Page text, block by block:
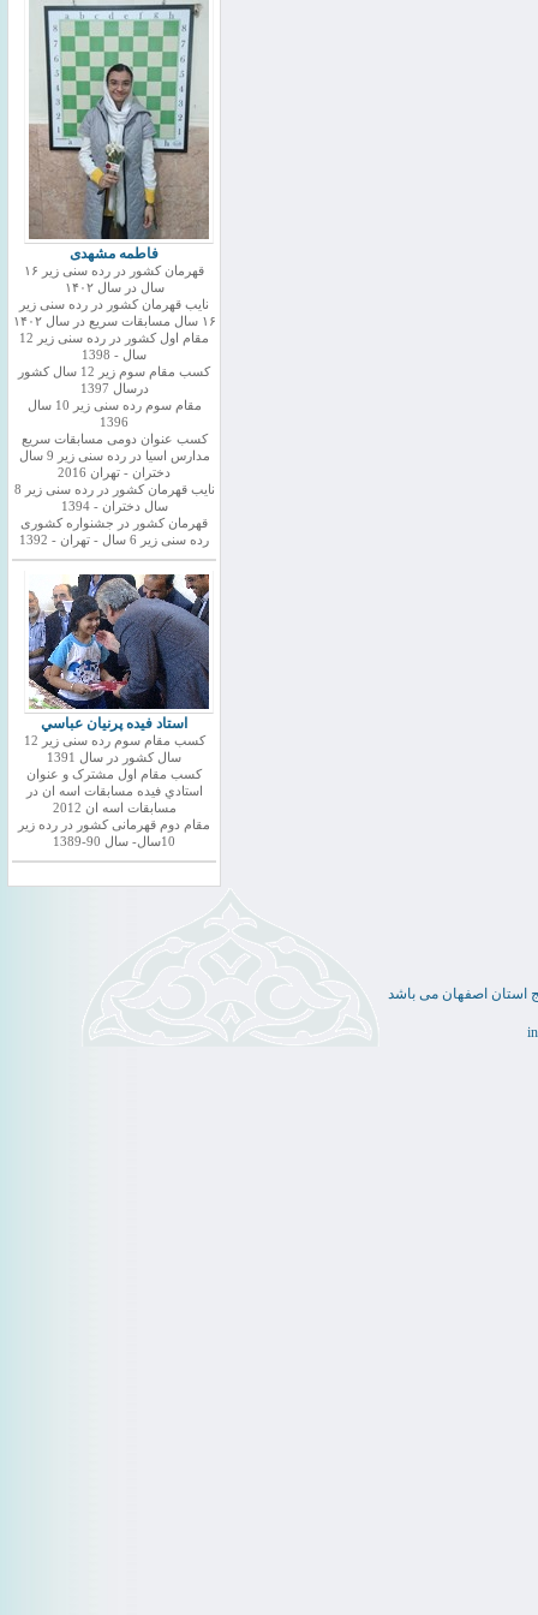
فاطمه مشهدی
قهرمان کشور در رده سنی زیر ۱۶
سال در سال ۱۴۰۲
نایب قهرمان کشور در رده سنی زیر
۱۶ سال مسابقات سریع در سال ۱۴۰۲
مقام اول کشور در رده سنی زیر 12
سال - 1398
کسب مقام سوم زیر 12 سال کشور
درسال 1397
مقام سوم رده سنی زیر 10 سال
1396
کسب عنوان دومی مسابقات سریع
مدارس اسیا در رده سنی زیر 9 سال
دختران - تهران 2016
نایب قهرمان کشور در رده سنی زیر 8
سال دختران - 1394
قهرمان کشور در جشنواره کشوری
رده سنی زیر 6 سال - تهران - 1392
استاد فيده پرنيان عباسي
کسب مقام سوم رده سنی زیر 12
سال کشور در سال 1391
کسب مقام اول مشترک و عنوان
استادي فيده مسابقات اسه ان در
مسابقات اسه ان 2012
مقام دوم قهرمانی کشور در رده زیر
10سال- سال 90-1389
استان اصفهان می باشد